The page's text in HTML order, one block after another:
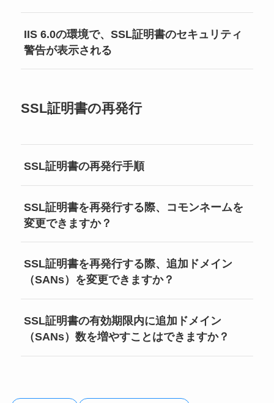
IIS 6.0の環境で、SSL証明書のセキュリティ
警告が表示される
SSL証明書の再発行
SSL証明書の再発行手順
SSL証明書を再発行する際、コモンネームを
変更できますか？
SSL証明書を再発行する際、追加ドメイン
（SANs）を変更できますか？
SSL証明書の有効期限内に追加ドメイン
（SANs）数を増やすことはできますか？